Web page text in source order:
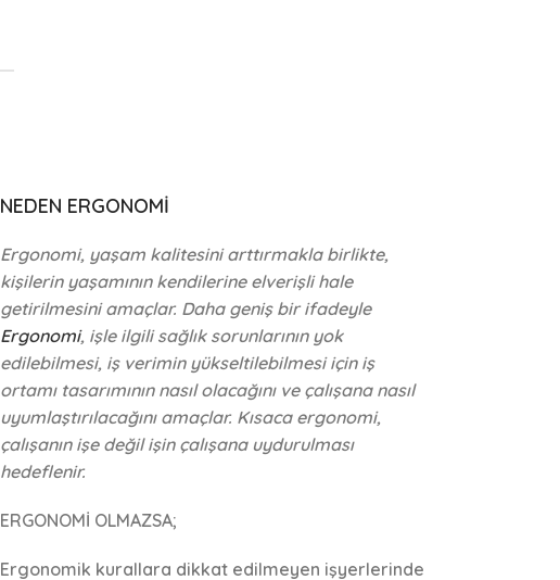
NEDEN ERGONOMİ
Ergonomi, yaşam kalitesini arttırmakla birlikte,
kişilerin yaşamının kendilerine elverişli hale
getirilmesini amaçlar. Daha geniş bir ifadeyle
Ergonomi, işle ilgili sağlık sorunlarının yok
edilebilmesi, iş verimin yükseltilebilmesi için iş
ortamı tasarımının nasıl olacağını ve çalışana nasıl
uyumlaştırılacağını amaçlar. Kısaca ergonomi,
çalışanın işe değil işin çalışana uydurulması
hedeflenir.
ERGONOMİ OLMAZSA;
Ergonomik kurallara dikkat edilmeyen işyerlerinde